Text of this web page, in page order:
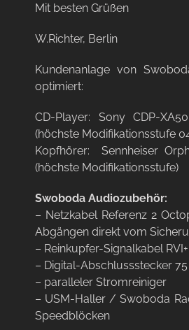
Mit besten Grüßen
W.Richter, Berlin
Kundenanlage von
optimiert:
CD-Player: Sony CDP-
(höchste Modifikationsstufe
Kopfhörer: Sennheiser
(höchste Modifikationsstufe)
Swoboda Audiozubehör:
– Netzkabel Referenz 2
Abgängen direkt vom
– Reinkupfer-Signalkabel RVI+
– Digital-Abschlussstecker
– paralleler Stromreiniger
– USM-Haller / Swoboda
Speedblöcken